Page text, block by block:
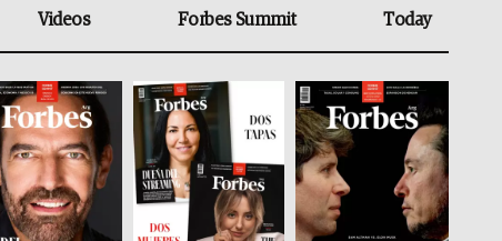
Videos Forbes Summit Today